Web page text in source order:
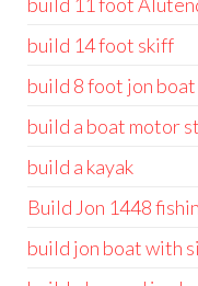
build 14 foot skiff
build 8 foot jon boat
build a boat motor
build a kayak
Build Jon 1448
build jon boat with